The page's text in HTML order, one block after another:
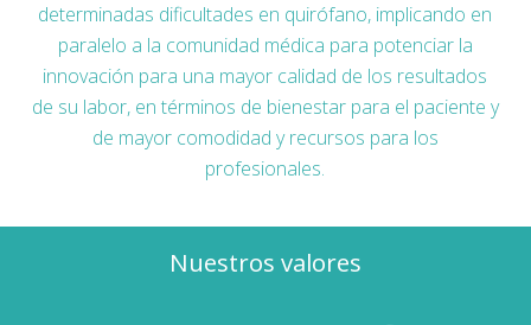
determinadas dificultades en quirófano, implicando en
paralelo a la comunidad médica para potenciar la
innovación para una mayor calidad de los resultados
de su labor, en términos de bienestar para el paciente y
de mayor comodidad y recursos para los
profesionales.
Nuestros valores